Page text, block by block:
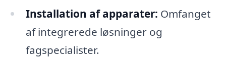
Installation af apparater: Omfanget
af integrerede løsninger og
fagspecialister.